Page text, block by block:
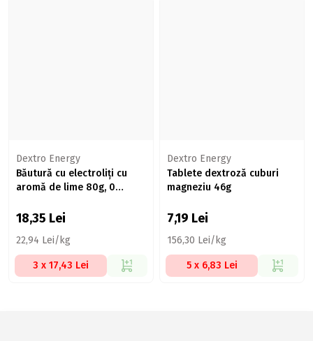
Dextro Energy
Băutură cu electroliți cu
aromă de lime 80g, 0
18,35 Lei
22,94 Lei/kg
3 x 17,43 Lei
Dextro Energy
Tablete dextroză cuburi
magneziu 46g
7,19 Lei
156,30 Lei/kg
5 x 6,83 Lei